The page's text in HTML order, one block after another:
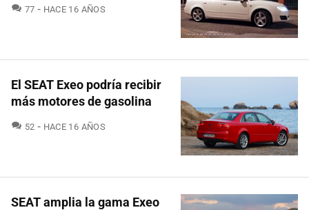
77 COMENTARIOS
HACE 16 AÑOS
El SEAT Exeo podría recibir
más motores de gasolina
52 COMENTARIOS
HACE 16 AÑOS
SEAT amplia la gama Exeo